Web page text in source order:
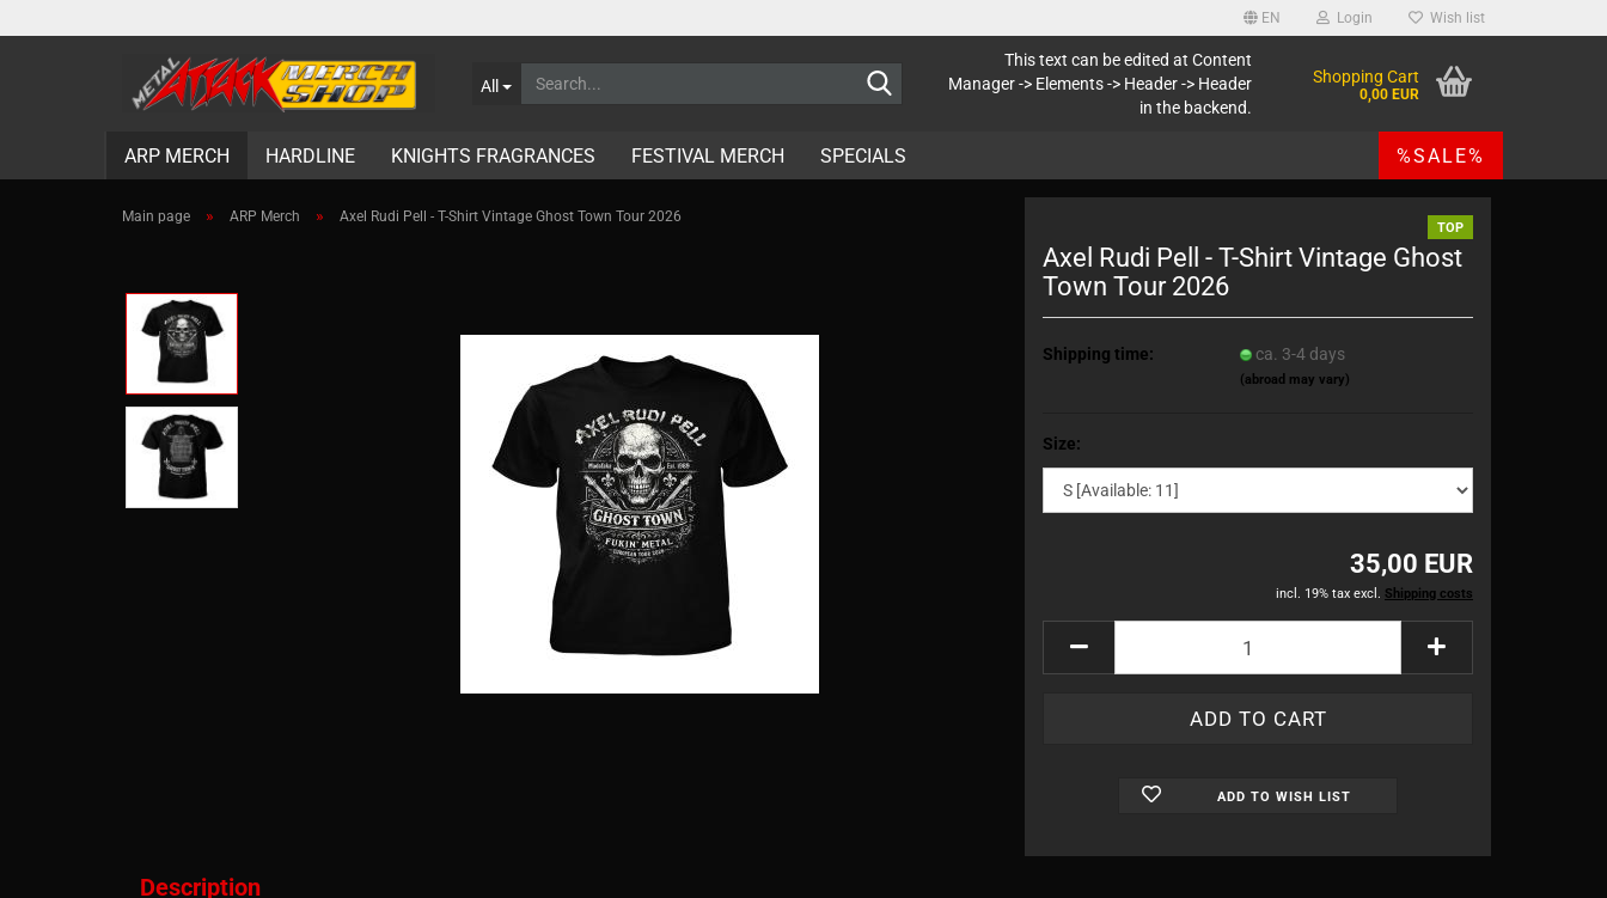
EN Login Wish list
All
This text can be edited at Content
Manager -> Elements -> Header -> Header
in the backend.
Shopping Cart
0,00 EUR
ARP MERCH HARDLINE KNIGHTS FRAGRANCES FESTIVAL MERCH SPECIALS %SALE%
Main page » ARP Merch » Axel Rudi Pell - T-Shirt Vintage Ghost Town Tour 2026
TOP
Axel Rudi Pell - T-Shirt Vintage Ghost
Town Tour 2026
Shipping time: ca. 3-4 days
(abroad may vary)
Size:
35,00 EUR
incl. 19% tax excl. Shipping costs
ADD TO WISH LIST
Description